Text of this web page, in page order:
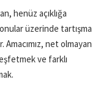
henüz açıklığa
üzerinde tartışma
net olmayan
ve farklı